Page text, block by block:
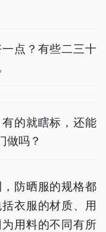
点？有些二三十
的就瞎标，还能
做吗？
防晒服的规格都
衣服的材质、用
用料的不同有所